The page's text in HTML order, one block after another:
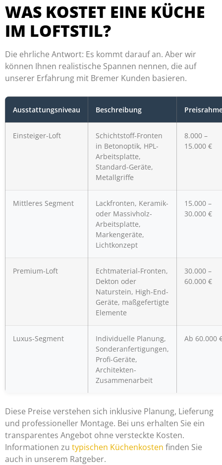
WAS KOSTET EINE KÜCHE
IM LOFTSTIL?
Die ehrliche Antwort: Es kommt darauf an. Aber wir
können Ihnen realistische Spannen nennen, die auf
unserer Erfahrung mit Bremer Kunden basieren.
Ausstattungsniveau Beschreibung
Einsteiger-Loft
Schichtstoff-Fronten
in Betonoptik, HPL-
Arbeitsplatte,
Standard-Geräte,
Metallgriffe
8.000 –
15.000 €
Mittleres Segment
Lackfronten, Keramik-
oder Massivholz-
Arbeitsplatte,
Markengeräte,
Lichtkonzept
15.000 –
30.000 €
Premium-Loft
Echtmaterial-Fronten,
Dekton oder
Naturstein, High-End-
Geräte, maßgefertigte
Elemente
30.000 –
60.000 €
Luxus-Segment
Individuelle Planung,
Sonderanfertigungen,
Profi-Geräte,
Architekten-
Zusammenarbeit
Ab 60.000
Diese Preise verstehen sich inklusive Planung, Lieferung
und professioneller Montage. Bei uns erhalten Sie ein
transparentes Angebot ohne versteckte Kosten.
Informationen zu typischen Küchenkosten finden Sie
auch in unserem Ratgeber.